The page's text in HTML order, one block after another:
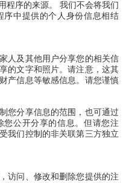
程序的来源。 我们不会将我们
序中提供的个人身份信息相结
人及其他用户分享您的相关信
的文字和照片。请注意，这其
产信息等敏感信息。请您谨慎
您分享信息的范围，也可通过
您公开分享的信息。但请您注
我们控制的非关联第三方独立
访问、修改和删除您提供的注